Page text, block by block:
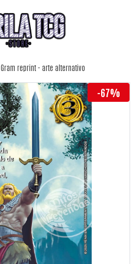
Gram reprint - arte alternativo
-67%